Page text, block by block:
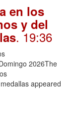
en los
y del
. 19:36
2026The
appeared